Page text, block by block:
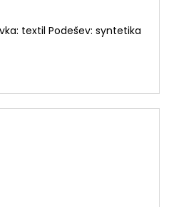
textil Podešev: syntetika